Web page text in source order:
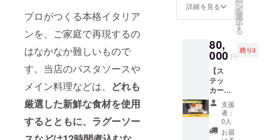
プロがつくる本格イタリア
ンを、ご家庭で再現するの
はなかなか難しいもので
す。当店のパスタソースや
メイン料理などは、 どれも
厳選した新鮮な食材を使用
するとともに、ラグーソー
（530g
×1PC）
チョビ
キャベ
ツの
ソース
（70g×
1PC）
・自家
製ソー
セージ
のア
ヒー
※仕入れ
の状況
の大小
はあり
ます
が、
しっか
り2人前
楽しん
でいた
だける
量は入
ムール
貝の
(410g×
1PC) ・
特製
バー
ニャカ
ウダ
ソース
(70g×1
PC) ・
シナモ
に登録
容■ ・
アン
チョビ
キャベ
ツの
ソース
(300g×
1PC) ・
シナモ
お一人
頂けま
す。
「完全
紹介制
のお店
に予約
可能」
かつ
「今後
の情報
店内に
企業ス
ポン
して名
刺やチ
ラシを
設置さ
せてい
ただき
ます。
あなた
の企業
名を
詳細を見る ン
を
選
択
す
る
80,
000 円
残り3
【ス
テッ
カース
ポン
サー】
「OSPI
TA」の
支援
者：
0人
お届